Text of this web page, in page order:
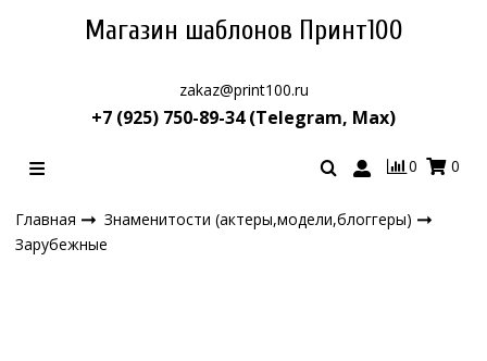
Магазин шаблонов Принт100
zakaz@print100.ru
+7 (925) 750-89-34 (Telegram, Max)
0 0
Главная
Знаменитости (актеры,модели,блоггеры)
Зарубежные